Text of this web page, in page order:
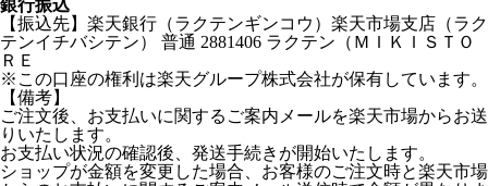
銀行振込
【振込先】楽天銀行（ラクテンギンコウ）楽天市場支店（ラク
テンイチバシテン） 普通 2881406 ラクテン（ＭＩＫＩＳＴＯ
ＲＥ
※この口座の権利は楽天グループ株式会社が保有しています。
【備考】
ご注文後、お支払いに関するご案内メールを楽天市場からお送
りいたします。
お支払い状況の確認後、発送手続きが開始いたします。
ショップが金額を変更した場合、お客様のご注文時と楽天市場